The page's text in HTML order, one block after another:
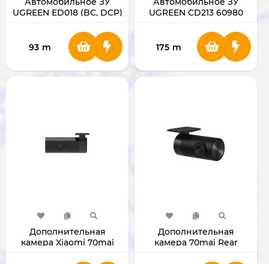
UGREEN ED018 (BC, DCP)
93 m
UGREEN CD213 60980
175 m
Дополнительная
камера Xiaomi 70mai
Дополнительная
камера 70mai Rear